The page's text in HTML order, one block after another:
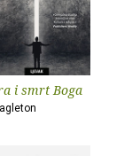
i smrt Boga